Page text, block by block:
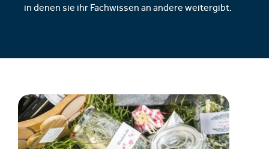
in denen sie ihr Fachwissen an andere weitergibt.